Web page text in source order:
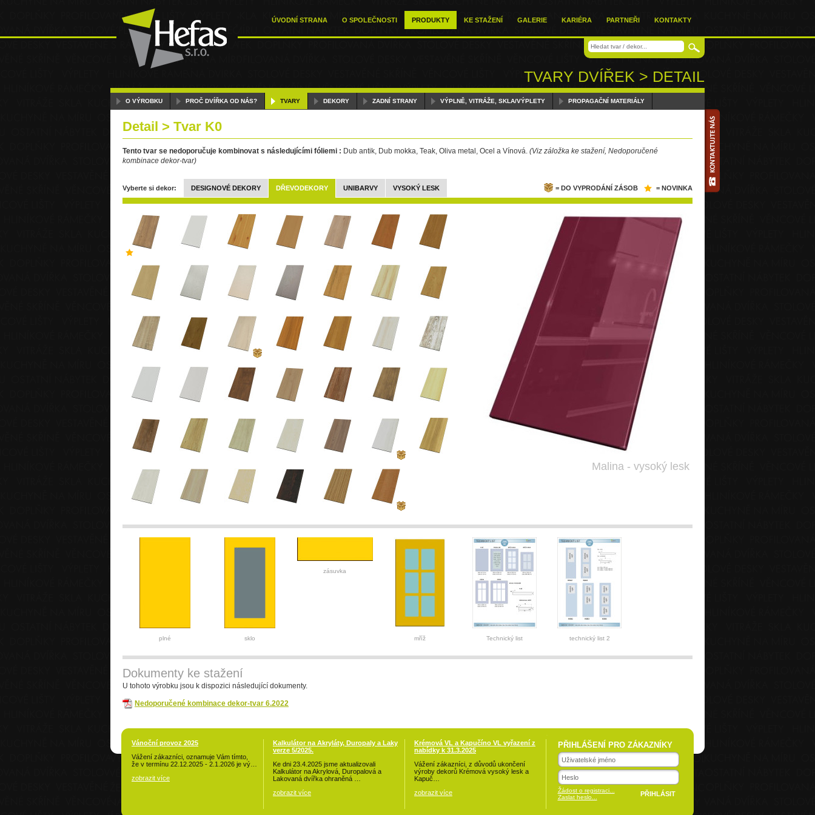
ÚVODNÍ STRANA O SPOLEČNOSTI PRODUKTY KE STAŽENÍ GALERIE KARIÉRA PARTNEŘI KONTAKTY
TVARY DVÍŘEK > DETAIL
O VÝROBKU PROČ DVÍŘKA OD NÁS? TVARY DEKORY ZADNÍ STRANY VÝPLNĚ, VITRÁŽE, SKLA/VÝPLETY PROPAGAČNÍ MATERIÁLY
Detail > Tvar K0
Tento tvar se nedoporučuje kombinovat s následujícími fóliemi : Dub antik, Dub mokka, Teak, Oliva metal, Ocel a Vínová. (Viz záložka ke stažení, Nedoporučené
kombinace dekor-tvar)
= NOVINKA
= DO VYPRODÁNÍ ZÁSOB
Vyberte si dekor: DESIGNOVÉ DEKORY DŘEVODEKORY UNIBARVY VYSOKÝ LESK
Malina - vysoký lesk
plné sklo
zásuvka
mříž Technický list technický list 2
Dokumenty ke stažení
U tohoto výrobku jsou k dispozici následující dokumenty.
Nedoporučené kombinace dekor-tvar 6.2022
Vánoční provoz 2025
Vážení zákazníci, oznamuje Vám tímto,
že v termínu 22.12.2025 - 2.1.2026 je vý…
zobrazit více
Kalkulátor na Akryláty, Duropaly a Laky
verze 5/2025.
Ke dni 23.4.2025 jsme aktualizovali
Kalkulátor na Akrylová, Duropalová a
Lakovaná dvířka ohraněná …
zobrazit více
Krémová VL a Kapučíno VL vyřazení z
nabídky k 31.3.2025
Vážení zákazníci, z důvodů ukončení
výroby dekorů Krémová vysoký lesk a
Kapuč…
zobrazit více
PŘIHLÁŠENÍ PRO ZÁKAZNÍKY
Žádost o registraci...
Zaslat heslo...